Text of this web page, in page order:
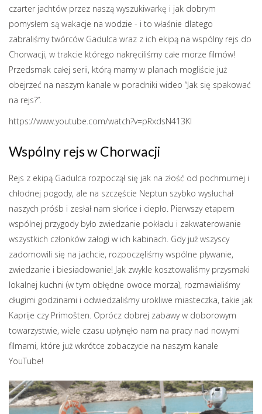
czarter jachtów przez naszą wyszukiwarkę i jak dobrym
pomysłem są wakacje na wodzie - i to właśnie dlatego
zabraliśmy twórców Gadulca wraz z ich ekipą na wspólny rejs do
Chorwacji, w trakcie którego nakręciliśmy całe morze filmów!
Przedsmak całej serii, którą mamy w planach mogliście już
obejrzeć na naszym kanale w poradniki wideo “Jak się spakować
na rejs?”.
https://www.youtube.com/watch?v=pRxdsN413KI
Wspólny rejs w Chorwacji
Rejs z ekipą Gadulca rozpoczął się jak na złość od pochmurnej i
chłodnej pogody, ale na szczęście Neptun szybko wysłuchał
naszych próśb i zesłał nam słońce i ciepło. Pierwszy etapem
wspólnej przygody było zwiedzanie pokładu i zakwaterowanie
wszystkich członków załogi w ich kabinach. Gdy już wszyscy
zadomowili się na jachcie, rozpoczęliśmy wspólne pływanie,
zwiedzanie i biesiadowanie! Jak zwykle kosztowaliśmy przysmaki
lokalnej kuchni (w tym obłędne owoce morza), rozmawialiśmy
długimi godzinami i odwiedzaliśmy urokliwe miasteczka, takie jak
Kaprije czy Primošten. Oprócz dobrej zabawy w doborowym
towarzystwie, wiele czasu upłynęło nam na pracy nad nowymi
filmami, które już wkrótce zobaczycie na naszym kanale
YouTube!